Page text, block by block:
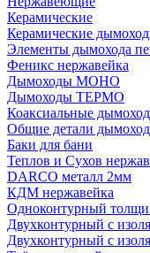
Керамические
Керамические
Элементы дымохода
Феникс нержавейка
Дымоходы МОНО
Дымоходы ТЕРМО
Коаксиальные
Общие детали
Баки для бани
Теплов и Сухов
DARCO металл 2мм
КДМ нержавейка
Одноконтурный
Двухконтурный с
Двухконтурный с